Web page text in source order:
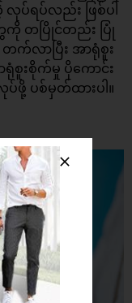
ပ်ရပ်လည်း ဖြစ်ပါ
ကို တပြိုင်တည်း ပြုံ
တက်လာပြီး အာရုံစူး
စူးစိုက်မှု ပိုကောင်း
ဖို့ ပစ်မှတ်ထားပါ။